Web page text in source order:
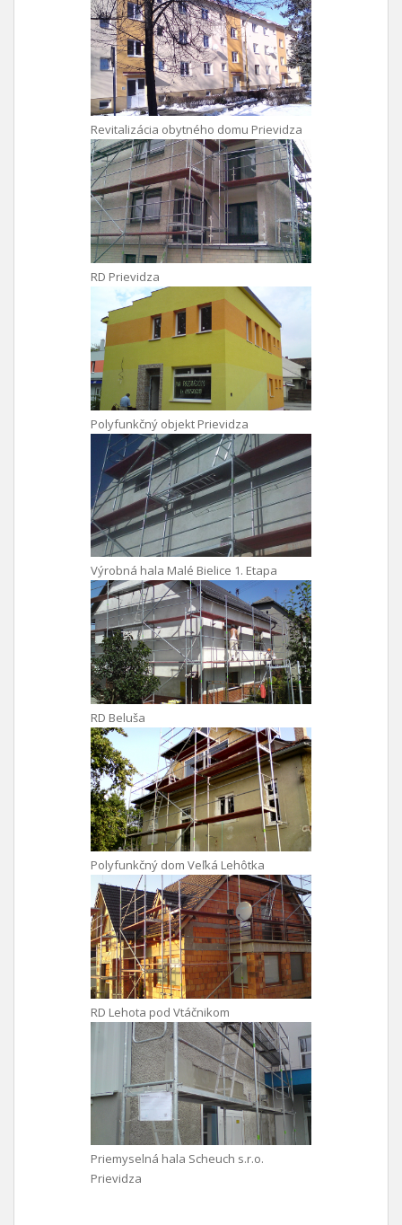
Revitalizácia obytného domu Prievidza
RD Prievidza
Polyfunkčný objekt Prievidza
Výrobná hala Malé Bielice 1. Etapa
RD Beluša
Polyfunkčný dom Veľká Lehôtka
RD Lehota pod Vtáčnikom
Priemyselná hala Scheuch s.r.o.
Prievidza